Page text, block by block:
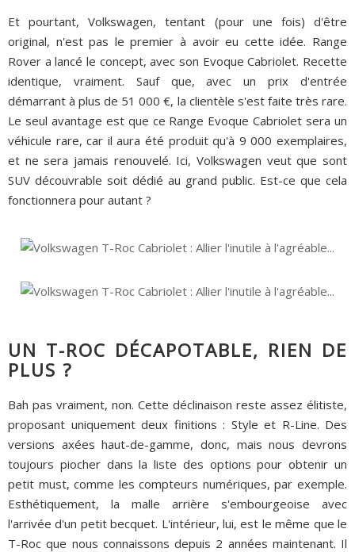
Et pourtant, Volkswagen, tentant (pour une fois) d'être
original, n'est pas le premier à avoir eu cette idée. Range
Rover a lancé le concept, avec son Evoque Cabriolet. Recette
identique, vraiment. Sauf que, avec un prix d'entrée
démarrant à plus de 51 000 €, la clientèle s'est faite très rare.
Le seul avantage est que ce Range Evoque Cabriolet sera un
véhicule rare, car il aura été produit qu'à 9 000 exemplaires,
et ne sera jamais renouvelé. Ici, Volkswagen veut que sont
SUV découvrable soit dédié au grand public. Est-ce que cela
fonctionnera pour autant ?
UN T-ROC DÉCAPOTABLE, RIEN DE
PLUS ?
Bah pas vraiment, non. Cette déclinaison reste assez élitiste,
proposant uniquement deux finitions : Style et R-Line. Des
versions axées haut-de-gamme, donc, mais nous devrons
toujours piocher dans la liste des options pour obtenir un
petit must, comme les compteurs numériques, par exemple.
Esthétiquement, la malle arrière s'embourgeoise avec
l'arrivée d'un petit becquet. L'intérieur, lui, est le même que le
T-Roc que nous connaissons depuis 2 années maintenant. Il